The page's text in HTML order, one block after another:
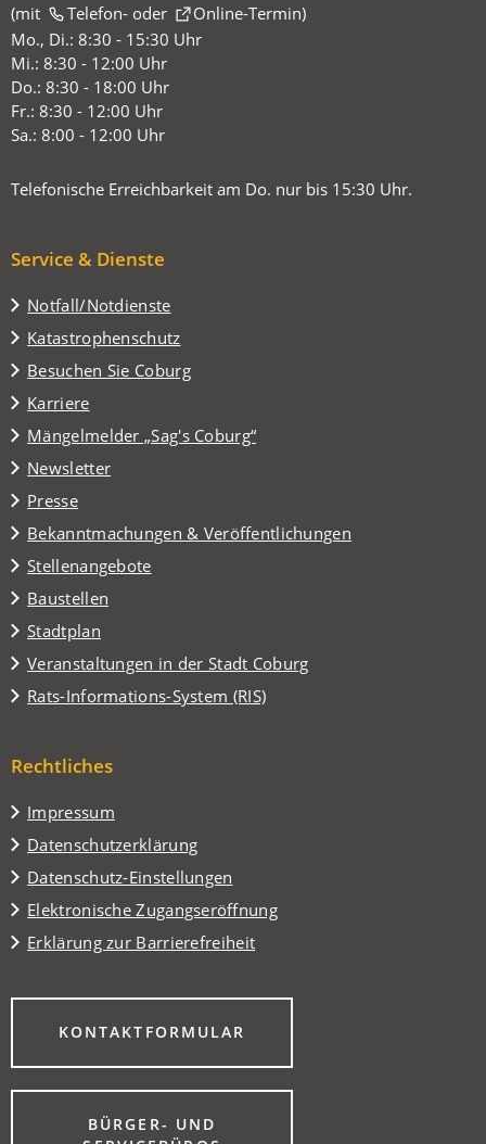
(mit
Telefon-oder Online-Termin
(Öffnet
in
einem
neuen
Tab)
)
Mo., Di.: 8:30 - 15:30 Uhr
Mi.: 8:30 - 12:00 Uhr
Do.: 8:30 - 18:00 Uhr
Fr.: 8:30 - 12:00 Uhr
Sa.: 8:00 - 12:00 Uhr
Telefonische Erreichbarkeit am Do. nur bis 15:30 Uhr.
Service & Dienste
Notfall/Notdienste
Katastrophenschutz
Besuchen Sie Coburg
(Öffnet
in
einem
neuen
Tab)
Karriere
Mängelmelder „Sag's Coburg“
(Öffnet
in
einem
neuen
Tab)
Newsletter
Presse
Bekanntmachungen & Veröffentlichungen
Stellenangebote
Baustellen
Stadtplan
(Öffnet
in
einem
neuen
Veranstaltungen in der Stadt Coburg
(Öffnet
in
einem
Tab)
Rats-Informations-System (RIS)
(Öffnet
neuen
Rechtliches
Impressum
Datenschutzerklärung
Datenschutz-Einstellungen
Elektronische Zugangseröffnung
Erklärung zur Barrierefreiheit
KONTAKTFORMULAR
(ÖFFNET
EINEM
NEUEN
BÜRGER- UND